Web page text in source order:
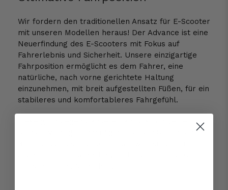
Wir fordern den traditionellen Ansatz für E-Scooter
mit unseren Modellen heraus! Der Advance ist eine
Neuerfindung des E-Scooters mit Fokus auf
Fahrerlebnis und Sicherheit. Unsere einzigartige
Fahrposition ermöglicht es dem Fahrer, eine
natürliche, nach vorne gerichtete Haltung
einzunehmen, mit breit aufgestellten Füßen, für ein
stabileres und komfortableres Fahrgefühl.